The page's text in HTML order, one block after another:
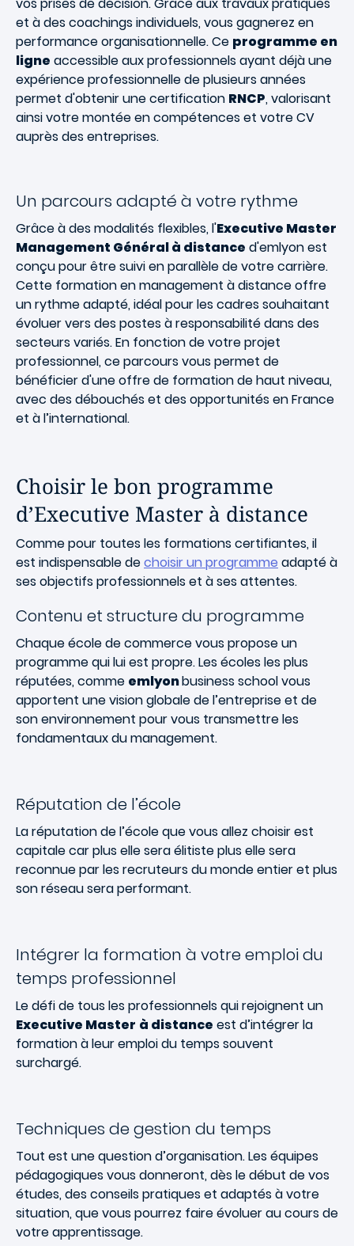
et à des coachings individuels, vous gagnerez en
performance organisationnelle. Ce programme en
ligne accessible aux professionnels ayant déjà une
expérience professionnelle de plusieurs années
permet d'obtenir une certification RNCP, valorisant
ainsi votre montée en compétences et votre CV
auprès des entreprises.
Un parcours adapté à votre rythme
Grâce à des modalités flexibles, l'Executive Master
Management Général à distance d'emlyon est
conçu pour être suivi en parallèle de votre carrière.
Cette formation en management à distance offre
un rythme adapté, idéal pour les cadres souhaitant
évoluer vers des postes à responsabilité dans des
secteurs variés. En fonction de votre projet
professionnel, ce parcours vous permet de
bénéficier d'une offre de formation de haut niveau,
avec des débouchés et des opportunités en France
et à l’international.
Choisir le bon programme
d’Executive Master à distance
Comme pour toutes les formations certifiantes, il
est indispensable dechoisir un programme adapté à
ses objectifs professionnels et à ses attentes.
Contenu et structure du programme
Chaque école de commerce vous propose un
programme qui lui est propre. Les écoles les plus
réputées, comme emlyonbusiness school vous
apportent une vision globale de l’entreprise et de
son environnement pour vous transmettre les
fondamentaux du management.
Réputation de l’école
La réputation de l’école que vous allez choisir est
capitale car plus elle sera élitiste plus elle sera
reconnue par les recruteurs du monde entier et plus
son réseau sera performant.
Intégrer la formation à votre emploi du
temps professionnel
Le défi de tous les professionnels qui rejoignent un
Executive Master à distance est d’intégrer la
formation à leur emploi du temps souvent
surchargé.
Techniques de gestion du temps
Tout est une question d’organisation. Les équipes
pédagogiques vous donneront, dès le début de vos
études, des conseils pratiques et adaptés à votre
situation, que vous pourrez faire évoluer au cours de
votre apprentissage.